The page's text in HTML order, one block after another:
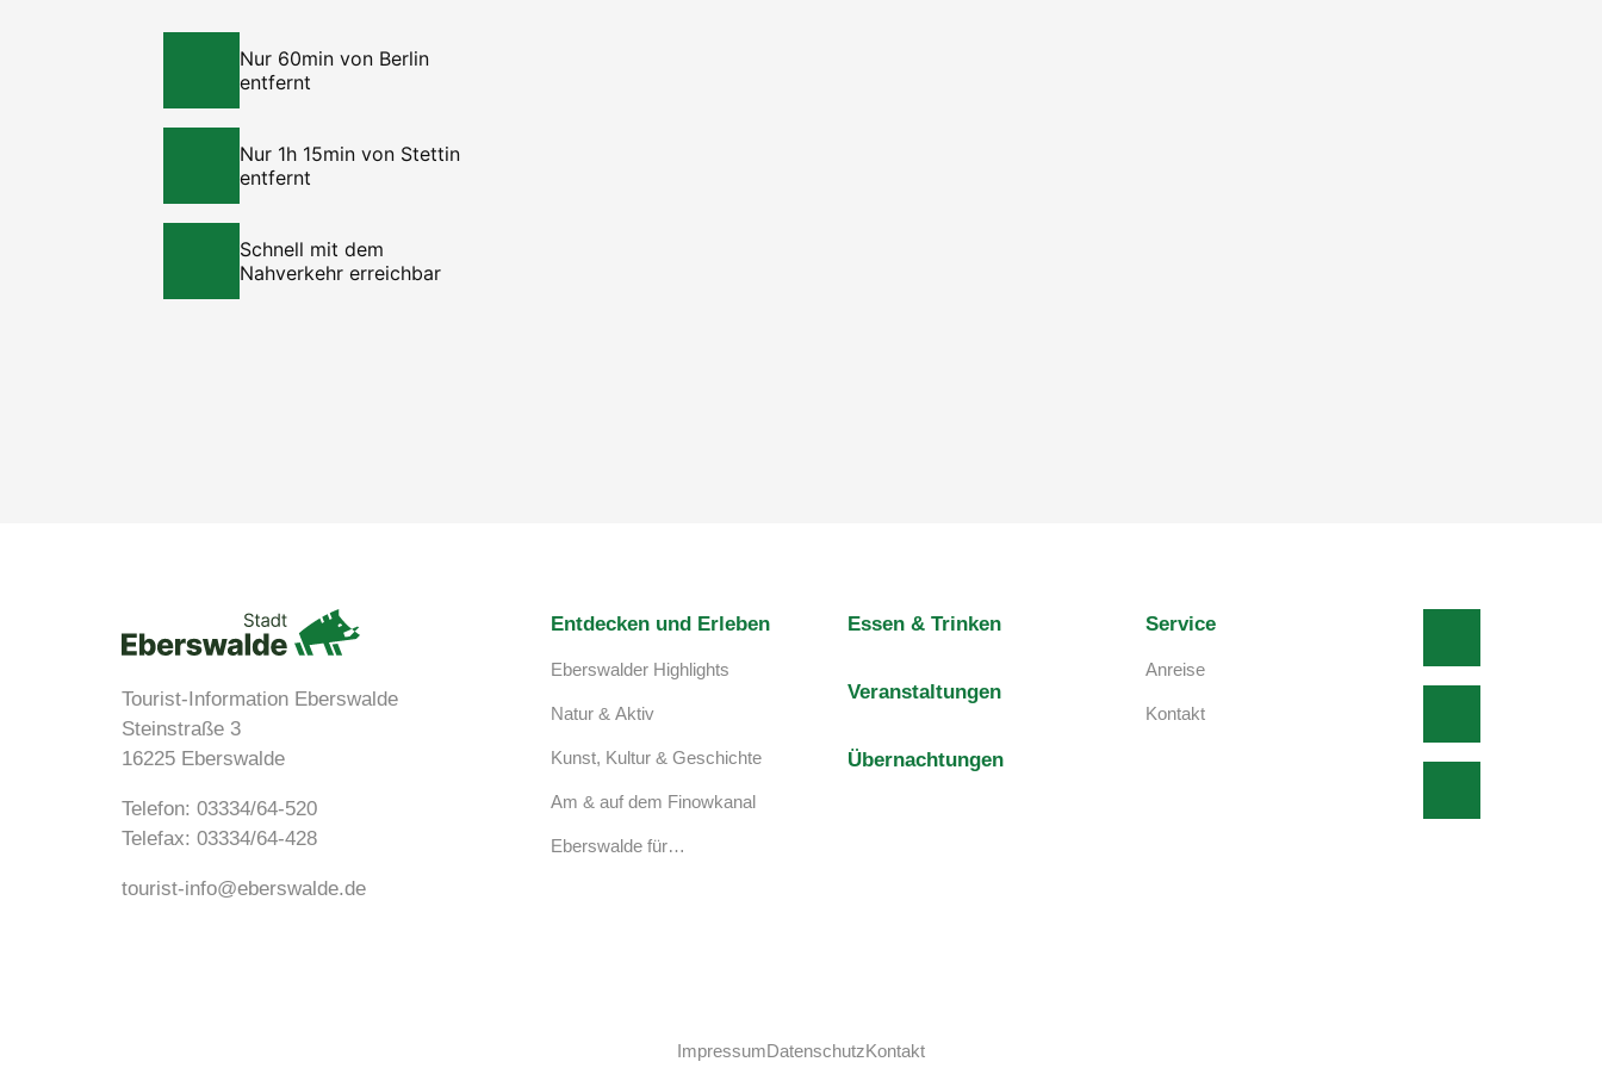
Nur 60min von Berlin
entfernt
Nur 1h 15min von Stettin
entfernt
Schnell mit dem
Nahverkehr erreichbar
Tourist-Information Eberswalde
Steinstraße 3
16225 Eberswalde
Telefon: 03334/64-520
Telefax: 03334/64-428
tourist-info@eberswalde.de
Entdecken und Erleben
Eberswalder Highlights
Natur & Aktiv
Kunst, Kultur & Geschichte
Am & auf dem Finowkanal
Eberswalde für…
Essen & Trinken
Veranstaltungen
Übernachtungen
Service
Anreise
Kontakt
ImpressumDatenschutzKontakt